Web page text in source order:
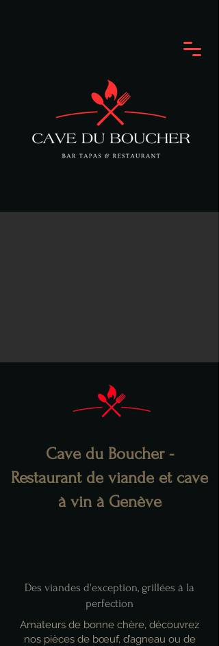
Cave du Boucher -
Restaurant de viande et cave
à vin à Genève
Des viandes d'exception, grillées à la
perfection
Amateurs de bonne chère, découvrez
nos pièces de bœuf, d’agneau ou de